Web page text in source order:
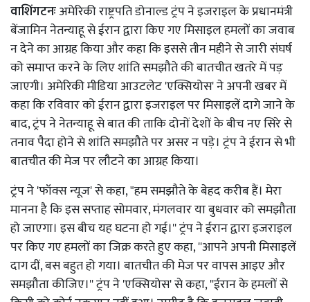
वाशिंगटनःअमेरिकी राष्ट्रपति डोनाल्ड ट्रंप ने इजराइल के प्रधानमंत्री
बेंजामिन नेतन्याहू से ईरान द्वारा किए गए मिसाइल हमलों का जवाब
न देने का आग्रह किया और कहा कि इससे तीन महीने से जारी संघर्ष
को समाप्त करने के लिए शांति समझौते की बातचीत खतरे में पड़
जाएगी। अमेरिकी मीडिया आउटलेट 'एक्सियोस' ने अपनी खबर में
कहा कि रविवार को ईरान द्वारा इजराइल पर मिसाइलें दागे जाने के
बाद, ट्रंप ने नेतन्याहू से बात की ताकि दोनों देशों के बीच नए सिरे से
तनाव पैदा होने से शांति समझौते पर असर न पड़े। ट्रंप ने ईरान से भी
बातचीत की मेज पर लौटने का आग्रह किया।
ट्रंप ने 'फॉक्स न्यूज' से कहा, "हम समझौते के बेहद करीब हैं। मेरा
मानना ​​है कि इस सप्ताह सोमवार, मंगलवार या बुधवार को समझौता
हो जाएगा। इस बीच यह घटना हो गई।'' ट्रंप ने ईरान द्वारा इजराइल
पर किए गए हमलों का जिक्र करते हुए कहा, ''आपने अपनी मिसाइलें
दाग दीं, बस बहुत हो गया। बातचीत की मेज पर वापस आइए और
समझौता कीजिए।'' ट्रंप ने 'एक्सियोस' से कहा, ''ईरान के हमलों से